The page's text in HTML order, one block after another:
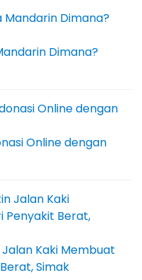
Dimana?
Online dengan
Kaki Membuat
Simak